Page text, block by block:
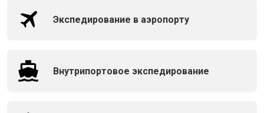
Экспедирование в аэропорту
Внутрипортовое экспедирование